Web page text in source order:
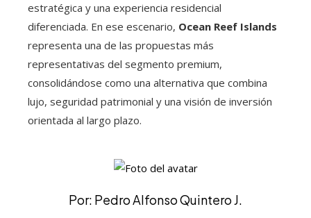
estratégica y una experiencia residencial
diferenciada. En ese escenario, Ocean Reef Islands
representa una de las propuestas más
representativas del segmento premium,
consolidándose como una alternativa que combina
lujo, seguridad patrimonial y una visión de inversión
orientada al largo plazo.
Por: Pedro Alfonso Quintero J.